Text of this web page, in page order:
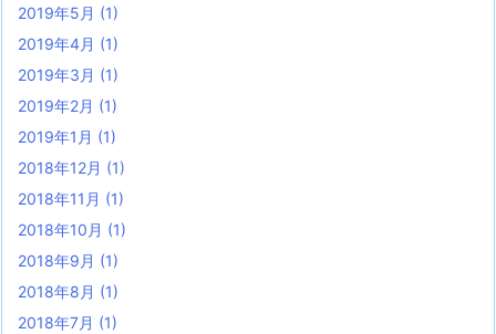
2019年5月 (1)
2019年4月 (1)
2019年3月 (1)
2019年2月 (1)
2019年1月 (1)
2018年12月 (1)
2018年11月 (1)
2018年10月 (1)
2018年9月 (1)
2018年8月 (1)
2018年7月 (1)